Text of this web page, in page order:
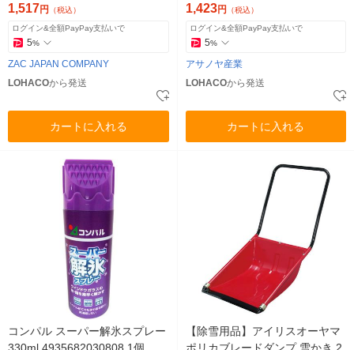
本
1,517円 （税込）
ログイン&全額PayPay支払いで
5%
ZAC JAPAN COMPANY
LOHACOから発送
カートに入れる
1,423円 （税込）
ログイン&全額PayPay支払いで
5%
アサノヤ産業
LOHACOから発送
カートに入れる
コンパル スーパー解氷スプレー
【除雪用品】アイリスオーヤマ